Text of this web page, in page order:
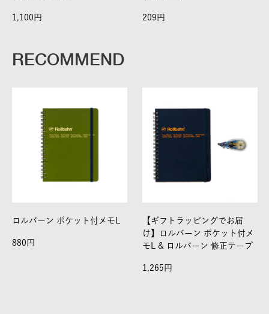
1,100 209
RECOMMEND
ロルバーン ポケット付メモL
880
【ギフトラッピングでお届
け】ロルバーン ポケット付メ
モL & ロルバーン 修正テープ
1,265